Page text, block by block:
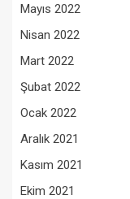
Mayıs 2022
Nisan 2022
Mart 2022
Şubat 2022
Ocak 2022
Aralık 2021
Kasım 2021
Ekim 2021